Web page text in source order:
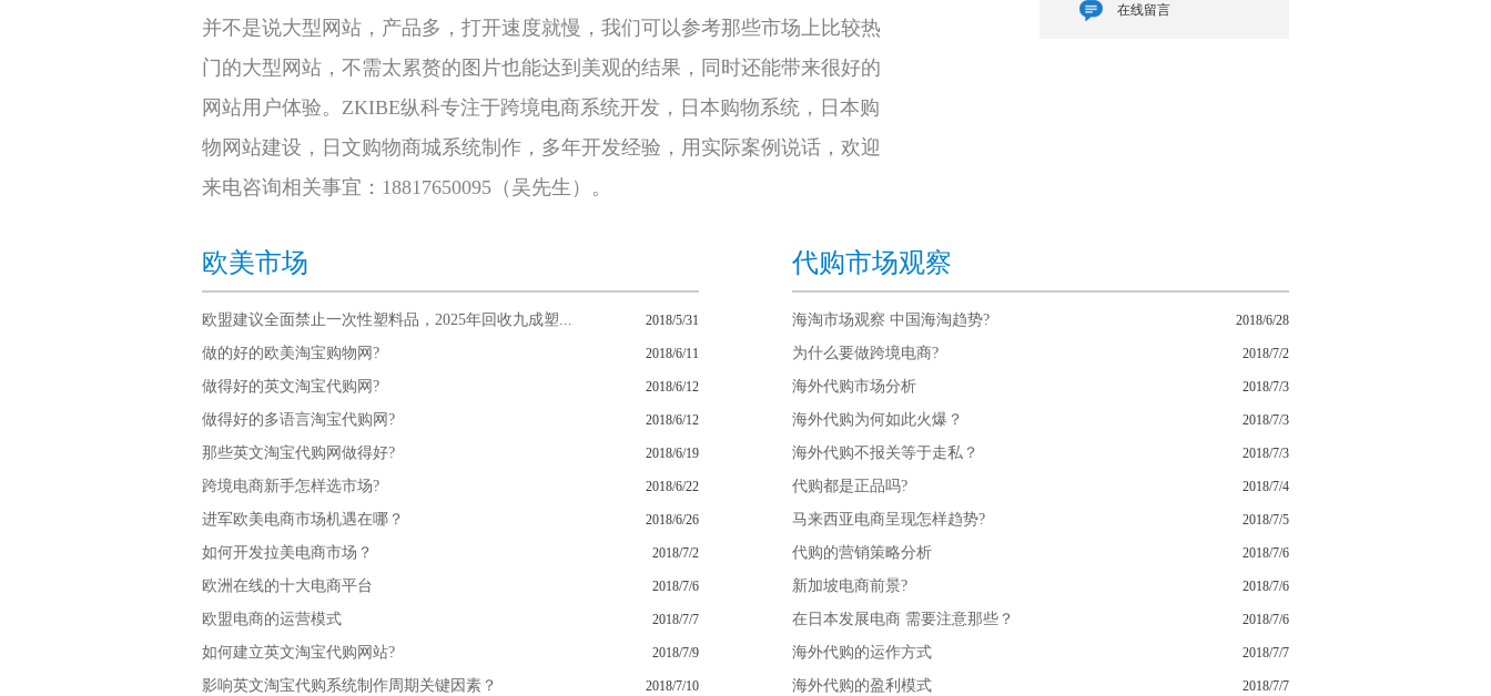
并不是说大型网站，产品多，打开速度就慢，我们可以参考那些市场上比较热
门的大型网站，不需太累赘的图片也能达到美观的结果，同时还能带来很好的
网站用户体验。ZKIBE纵科专注于跨境电商系统开发，日本购物系统，日本购
物网站建设，日文购物商城系统制作，多年开发经验，用实际案例说话，欢迎
来电咨询相关事宜：18817650095（吴先生）。
在线留言
欧美市场
欧盟建议全面禁止一次性塑料品，2025年回收九成塑... 2018/5/31
做的好的欧美淘宝购物网? 2018/6/11
做得好的英文淘宝代购网? 2018/6/12
做得好的多语言淘宝代购网? 2018/6/12
那些英文淘宝代购网做得好? 2018/6/19
跨境电商新手怎样选市场? 2018/6/22
进军欧美电商市场机遇在哪？ 2018/6/26
如何开发拉美电商市场？ 2018/7/2
欧洲在线的十大电商平台 2018/7/6
欧盟电商的运营模式 2018/7/7
如何建立英文淘宝代购网站? 2018/7/9
影响英文淘宝代购系统制作周期关键因素？ 2018/7/10
代购市场观察
海淘市场观察 中国海淘趋势? 2018/6/28
为什么要做跨境电商? 2018/7/2
海外代购市场分析 2018/7/3
海外代购为何如此火爆？ 2018/7/3
海外代购不报关等于走私？ 2018/7/3
代购都是正品吗? 2018/7/4
马来西亚电商呈现怎样趋势? 2018/7/5
代购的营销策略分析 2018/7/6
新加坡电商前景? 2018/7/6
在日本发展电商 需要注意那些？ 2018/7/6
海外代购的运作方式 2018/7/7
海外代购的盈利模式 2018/7/7